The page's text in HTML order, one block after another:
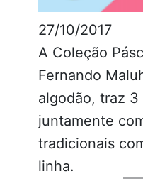
27/10/2017
A Coleção
Fernando
algodão, traz
juntamente
tradicionais
linha.